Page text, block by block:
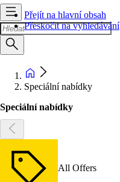
Přejít na hlavní obsah
Přeskočit na vyhledávání
Speciální nabídky
Speciální nabídky
All Offers